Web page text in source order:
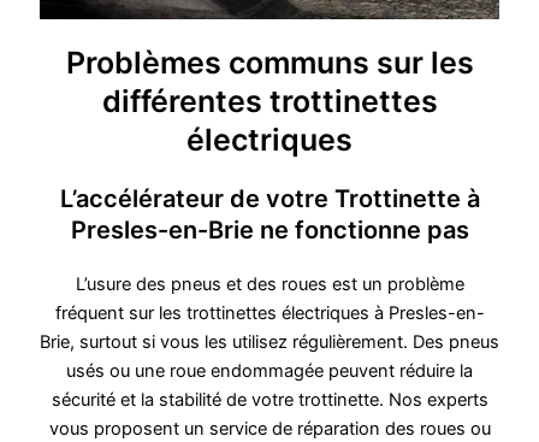
Problèmes communs sur les
différentes trottinettes
électriques
L’accélérateur de votre Trottinette à
Presles-en-Brie ne fonctionne pas
L’usure des pneus et des roues est un problème
fréquent sur les trottinettes électriques à Presles-en-
Brie, surtout si vous les utilisez régulièrement. Des pneus
usés ou une roue endommagée peuvent réduire la
sécurité et la stabilité de votre trottinette. Nos experts
vous proposent un service de réparation des roues ou